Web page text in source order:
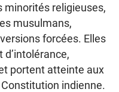
minorités religieuses,
musulmans,
forcées. Elles
portent atteinte aux
indienne.